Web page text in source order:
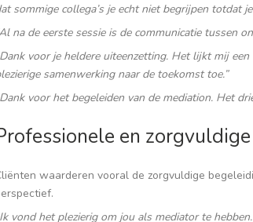
sommige collega’s je echt niet begrijpen totdat
na de eerste sessie is de communicatie tussen
voor je heldere uiteenzetting. Het lijkt mij
samenwerking naar de toekomst toe.”
voor het begeleiden van de mediation. Het
en
waarderen vooral de zorgvuldige
vond het plezierig om jou als mediator te